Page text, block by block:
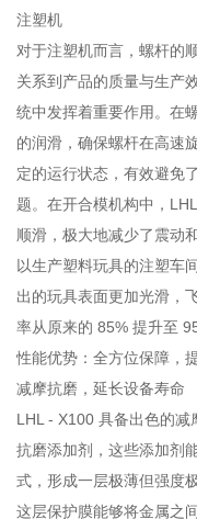
注塑机
对于注塑机而言，螺杆的
关系到产品的质量与生产
统中发挥着重要作用。在
的润滑，确保螺杆在高速
定的运行状态，有效避免
题。在开合模机构中，
顺滑，极大地减少了震动
以生产塑料玩具的注塑车
出的玩具表面更加光滑，
率从原来的 85% 提升至
性能优势：全方位保障，
减摩抗磨，延长设备寿命
LHL - X100 具备出色的
抗磨添加剂，这些添加剂
式，形成一层极薄但强度
这层保护膜能够将金属之